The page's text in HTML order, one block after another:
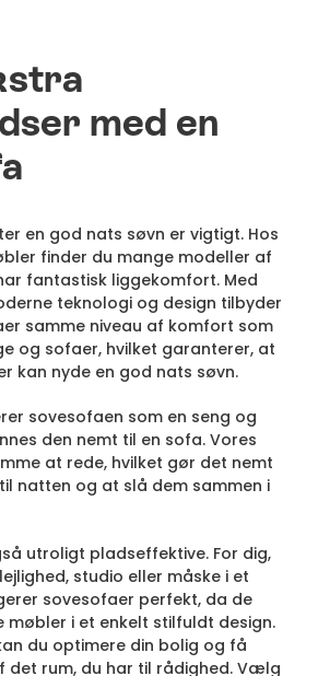
med en
en god nats søvn er vigtigt. Hos
finder du mange modeller af
fantastisk liggekomfort. Med
teknologi og design tilbyder
samme niveau af komfort som
og sofaer, hvilket garanterer, at
kan nyde en god nats søvn.
sovesofaen som en seng og
den nemt til en sofa. Vores
at rede, hvilket gør det nemt
natten og at slå dem sammen i
utroligt pladseffektive. For dig,
studio eller måske i et
sovesofaer perfekt, da de
møbler i et enkelt stilfuldt design.
du optimere din bolig og få
det rum, du har til rådighed. Vælg